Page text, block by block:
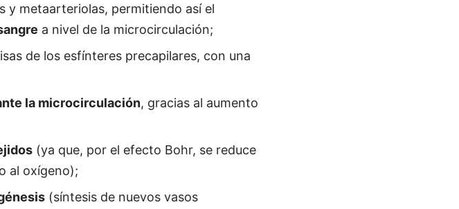
y metaarteriolas, permitiendo así el
a nivel de la microcirculación;
de los esfínteres precapilares, con una
la microcirculación, gracias al aumento
(ya que, por el efecto Bohr, se reduce
al oxígeno);
(síntesis de nuevos vasos